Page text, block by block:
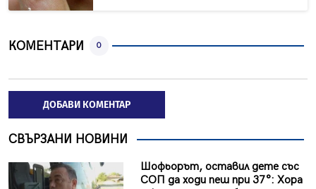
КОМЕНТАРИ 0
ДОБАВИ КОМЕНТАР
СВЪРЗАНИ НОВИНИ
Шофьорът, оставил дете със
СОП да ходи пеш при 37°: Хора